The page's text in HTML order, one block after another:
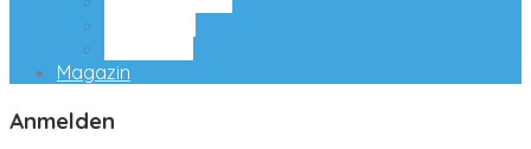
Magazin
Anmelden